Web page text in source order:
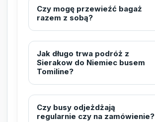
Czy mogę przewieźć bagaż
razem z sobą?
Jak długo trwa podróż z
Sierakow do Niemiec busem
Tomiline?
Czy busy odjeżdżają
regularnie czy na zamówienie?